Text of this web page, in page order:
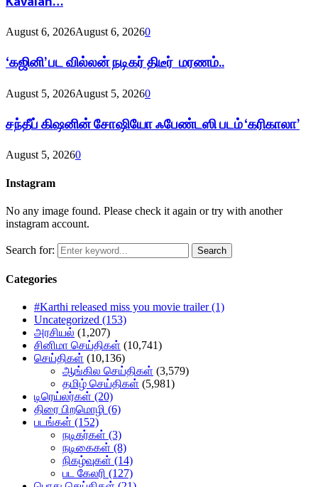
August 6, 2026August 6, 20260
‘கஜினி’ பட வில்லன் நடிகர் திடீர் மரணம்..
August 5, 2026August 5, 20260
சந்தீப் கிஷனின் சோஷியோ ஃபேண்டஸி படம் ‘கரிகாலா’
August 5, 20260
Instagram
No any image found. Please check it again or try with another
instagram account.
Search for: Search
Categories
#Karthi released miss you movie trailer(1)
Uncategorized (153)
அரசியல் (1,207)
சினிமா செய்திகள் (10,741)
செய்திகள் (10,136)
ஆங்கில செய்திகள் (3,579)
தமிழ் செய்திகள் (5,981)
டிரெய்லர்கள் (20)
திரை பிறமொழி (6)
படங்கள் (152)
நடிகர்கள் (3)
நடிகைகள் (8)
நிகழ்வுகள் (14)
பட கேலரி (127)